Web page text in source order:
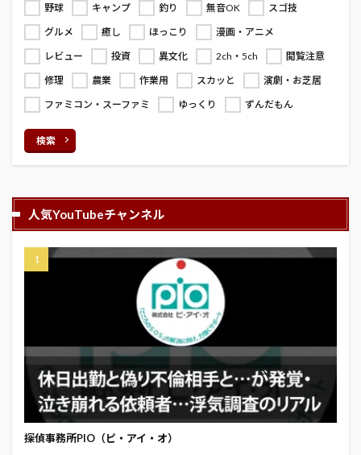
野球
キャンプ 釣り 無音OK
スゴ技
グルメ
癒し ほっこり
漫画・アニメ
レビュー
投資 異文化 2ch・5ch
閲覧注意
修理
農業 作業用 スカッと
演劇・お芝居
ファミコン・スーファミ
ゆっくり ずんだもん
検索
人気YouTubeチャンネル
探偵事務所PIO（ピ・アイ・オ）